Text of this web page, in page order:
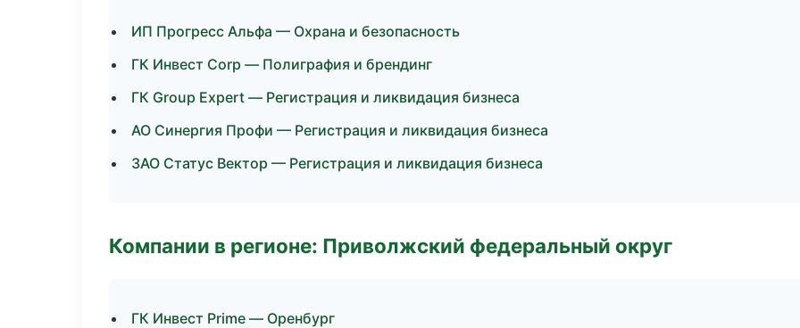
ИП Прогресс Альфа — Охрана и безопасность
ГК Инвест Corp — Полиграфия и брендинг
ГК Group Expert — Регистрация и ликвидация бизнеса
АО Синергия Профи — Регистрация и ликвидация бизнеса
ЗАО Статус Вектор — Регистрация и ликвидация бизнеса
Компании в регионе: Приволжский федеральный округ
ГК Инвест Prime — Оренбург